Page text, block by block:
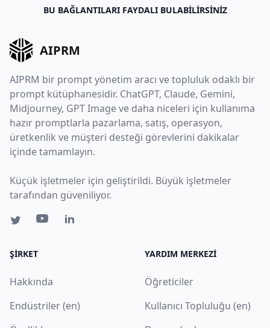
BU BAĞLANTILARI FAYDALI BULABILIRSINIZ
AIPRM
AIPRM bir prompt yönetim aracı ve topluluk odaklı bir
prompt kütüphanesidir. ChatGPT, Claude, Gemini,
Midjourney, GPT Image ve daha niceleri için kullanıma
hazır promptlarla pazarlama, satış, operasyon,
üretkenlik ve müşteri desteği görevlerini dakikalar
içinde tamamlayın.
Küçük işletmeler için geliştirildi. Büyük işletmeler
tarafından güveniliyor.
ŞIRKET
Hakkında
Endüstriler (en)
YARDIM MERKEZI
Öğreticiler
Kullanıcı Topluluğu (en)